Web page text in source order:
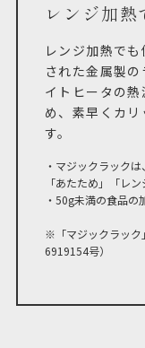
レンジ加
レンジ加熱で
された金属製
イトヒータの
め、素早くカ
す。
・マジックラック
「あたため」「レ
・50g未満の食品の
※「マジックラック
6919154号）